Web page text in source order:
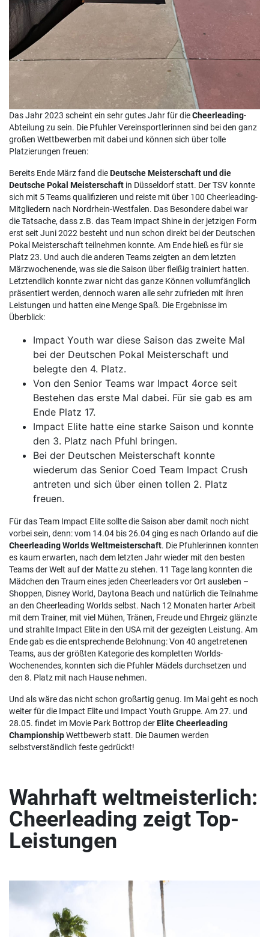
Das Jahr 2023 scheint ein sehr gutes Jahr für dieCheerleading-
Abteilung zu sein. Die Pfuhler Vereinsportlerinnen sind bei den ganz
großen Wettbewerben mit dabei und können sich über tolle
Platzierungen freuen:
Bereits Ende März fand dieDeutsche Meisterschaft und die
Deutsche Pokal Meisterschaft in Düsseldorf statt. Der TSV konnte
sich mit 5 Teams qualifizieren und reiste mit über 100 Cheerleading-
Mitgliedern nach Nordrhein-Westfalen. Das Besondere dabei war
die Tatsache, dass z.B. das Team Impact Shine in der jetzigen Form
erst seit Juni 2022 besteht und nun schon direkt bei der Deutschen
Pokal Meisterschaft teilnehmen konnte. Am Ende hieß es für sie
Platz 23. Und auch die anderen Teams zeigten an dem letzten
Märzwochenende, was sie die Saison über fleißig trainiert hatten.
Letztendlich konnte zwar nicht das ganze Können vollumfänglich
präsentiert werden, dennoch waren alle sehr zufrieden mit ihren
Leistungen und hatten eine Menge Spaß. Die Ergebnisse im
Überblick:
Impact Youth war diese Saison das zweite Mal
bei der Deutschen Pokal Meisterschaft und
belegte den 4. Platz.
Von den Senior Teams war Impact 4orce seit
Bestehen das erste Mal dabei. Für sie gab es am
Ende Platz 17.
Impact Elite hatte eine starke Saison und konnte
den 3. Platz nach Pfuhl bringen.
Bei der Deutschen Meisterschaft konnte
wiederum das Senior Coed Team Impact Crush
antreten und sich über einen tollen 2. Platz
freuen.
Für das Team Impact Elite sollte die Saison aber damit noch nicht
vorbei sein, denn: vom 14.04 bis 26.04 ging es nach Orlando auf die
Cheerleading Worlds Weltmeisterschaft. Die Pfuhlerinnen konnten
es kaum erwarten, nach dem letzten Jahr wieder mit den besten
Teams der Welt auf der Matte zu stehen. 11 Tage lang konnten die
Mädchen den Traum eines jeden Cheerleaders vor Ort ausleben –
Shoppen, Disney World, Daytona Beach und natürlich die Teilnahme
an den Cheerleading Worlds selbst. Nach 12 Monaten harter Arbeit
mit dem Trainer, mit viel Mühen, Tränen, Freude und Ehrgeiz glänzte
und strahlte Impact Elite in den USA mit der gezeigten Leistung. Am
Ende gab es die entsprechende Belohnung: Von 40 angetretenen
Teams, aus der größten Kategorie des kompletten Worlds-
Wochenendes, konnten sich die Pfuhler Mädels durchsetzen und
den 8. Platz mit nach Hause nehmen.
Und als wäre das nicht schon großartig genug. Im Mai geht es noch
weiter für die Impact Elite und Impact Youth Gruppe. Am 27. und
28.05. findet im Movie Park Bottrop derElite Cheerleading
ChampionshipWettbewerb statt. Die Daumen werden
selbstverständlich feste gedrückt!
Wahrhaft weltmeisterlich:
Cheerleading zeigt Top-
Leistungen